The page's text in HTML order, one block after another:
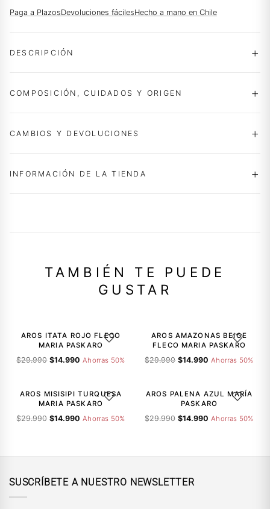
Paga a PlazosDevoluciones fácilesHecho a mano en Chile
DESCRIPCIÓN
COMPOSICIÓN, CUIDADOS Y ORIGEN
CAMBIOS Y DEVOLUCIONES
INFORMACIÓN DE LA TIENDA
TAMBIÉN TE PUEDE
GUSTAR
AGREGAR A LA LISTA DE DESEOS
AROS ITATA ROJO FLECO
MARIA PASKARO
$29.990
El
era:
$29.990.
$14.990
El
es:
$14.990.
Ahorras 50%
AGREGAR
AROS AMAZONAS BEIGE
FLECO MARIA PASKARO
$29.990
El
era:
$29.990.
$14.990
El
es:
$14.990.
Ahorras 50%
AGREGAR A LA LISTA DE DESEOS
AROS MISISIPI TURQUESA
MARIA PASKARO
$29.990
El
$14.990
El
Ahorras 50%
AGREGAR
AROS PALENA AZUL MARÍA
PASKARO
$29.990
El
$14.990
El
Ahorras 50%
SUSCRÍBETE A NUESTRO NEWSLETTER